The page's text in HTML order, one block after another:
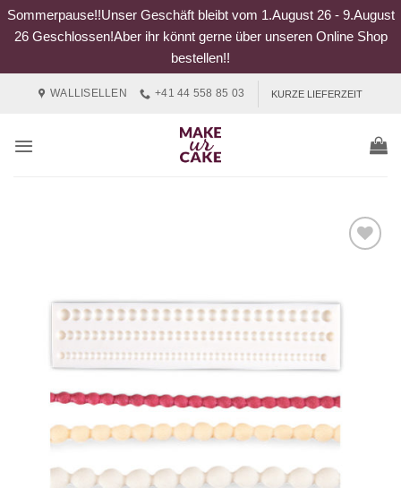
Sommerpause!!Unser Geschäft bleibt vom 1.August 26 - 9.August
26 Geschlossen!Aber ihr könnt gerne über unseren Online Shop
bestellen!!
WALLISELLEN +41 44 558 85 03 KURZE LIEFERZEIT